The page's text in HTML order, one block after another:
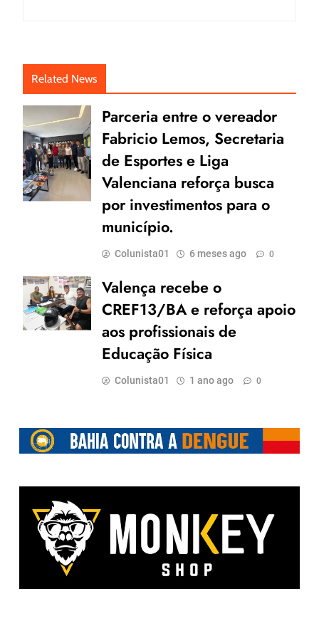
Related News
Parceria entre o vereador
Fabricio Lemos, Secretaria
de Esportes e Liga
Valenciana reforça busca
por investimentos para o
município.
Colunista01 6 meses ago 0
Valença recebe o
CREF13/BA e reforça apoio
aos profissionais de
Educação Física
Colunista01 1 ano ago 0